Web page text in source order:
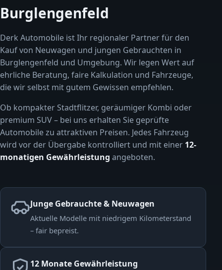
Burglengenfeld
Derk Automobile ist Ihr regionaler Partner für den
Kauf von Neuwagen und jungen Gebrauchten in
Burglengenfeld und Umgebung. Wir legen Wert auf
ehrliche Beratung, faire Kalkulation und Fahrzeuge,
die wir selbst mit gutem Gewissen empfehlen.
Ob kompakter Stadtflitzer, geräumiger Kombi oder
premium SUV – bei uns erhalten Sie geprüfte
Automobile zu attraktiven Preisen. Jedes Fahrzeug
wird vor der Übergabe kontrolliert und mit einer 12-
monatigen Gewährleistung angeboten.
Junge Gebrauchte & Neuwagen
Aktuelle Modelle mit niedrigem Kilometerstand
– fair bepreist.
12 Monate Gewährleistung